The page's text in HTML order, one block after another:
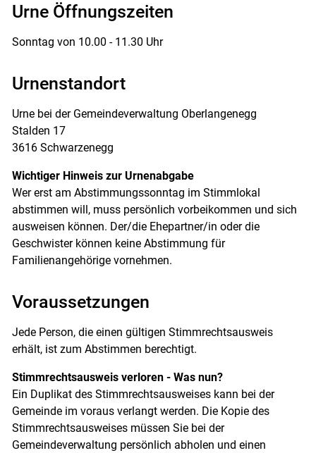
Urne Öffnungszeiten
Sonntag von 10.00 - 11.30 Uhr
Urnenstandort
Urne bei der Gemeindeverwaltung Oberlangenegg
Stalden 17
3616 Schwarzenegg
Wichtiger Hinweis zur Urnenabgabe
Wer erst am Abstimmungssonntag im Stimmlokal
abstimmen will, muss persönlich vorbeikommen und sich
ausweisen können. Der/die Ehepartner/in oder die
Geschwister können keine Abstimmung für
Familienangehörige vornehmen.
Voraussetzungen
Jede Person, die einen gültigen Stimmrechtsausweis
erhält, ist zum Abstimmen berechtigt.
Stimmrechtsausweis verloren - Was nun?
Ein Duplikat des Stimmrechtsausweises kann bei der
Gemeinde im voraus verlangt werden. Die Kopie des
Stimmrechtsausweises müssen Sie bei der
Gemeindeverwaltung persönlich abholen und einen